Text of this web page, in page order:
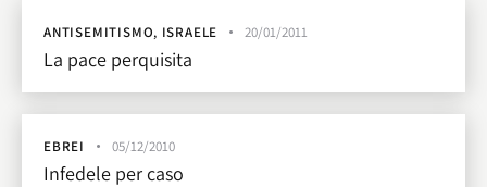
ANTISEMITISMO, ISRAELE 20/01/2011
La pace perquisita
EBREI 05/12/2010
Infedele per caso